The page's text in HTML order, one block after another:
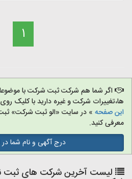
1
اگر شما هم شرکت ثبت شرکت با
ها،تغییرات شرکت و غیره دارید با کلیک
این صفحه » در سایت «الو ثبت شرکت»
معرفی کنید.
درج آگهی و نام شما
لیست آخرین شرکت های ثبت